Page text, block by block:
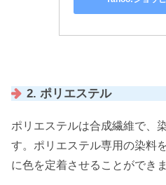
2. ポリエステル
ポリエステルは合成繊維で、
す。ポリエステル専用の染料
に色を定着させることができ